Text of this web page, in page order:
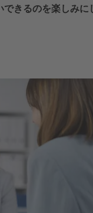
きるのを楽しみに